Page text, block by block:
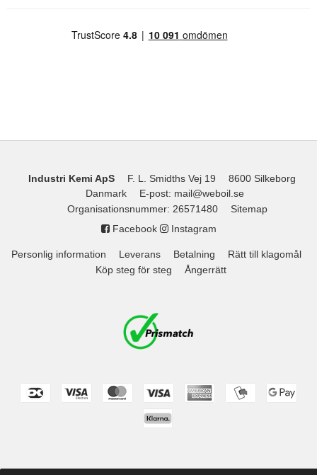
Industri Kemi ApS F. L. Smidths Vej 19
8600 Silkeborg
Danmark
E-post: mail@weboil.se
Organisationsnummer: 26571480
Sitemap
Facebook
Instagram
Personlig information Leverans Betalning
Rätt till klagomål
Köp steg för steg
Ångerrätt